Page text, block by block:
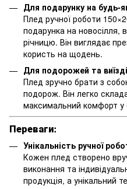
Для подарунку на будь-
Плед ручної роботи
подарунка на новосілля,
річницю. Він виглядає
користь на щодень.
Для подорожей та
Плед зручно брати з
подорож. Він легко
максимальний комфорт у
Переваги:
Унікальність ручної
Кожен плед створено
виконання та
продукція, а унікальний